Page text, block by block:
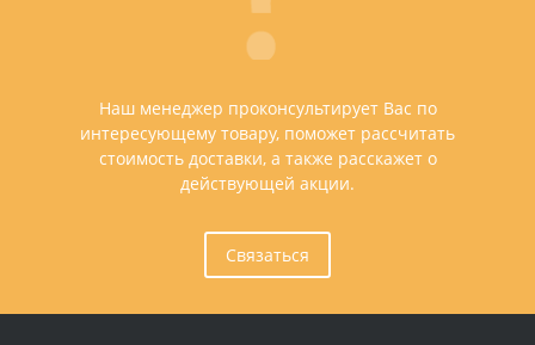
Наш менеджер проконсультирует Вас по
интересующему товару, поможет рассчитать
стоимость доставки, а также расскажет о
действующей акции.
Связаться